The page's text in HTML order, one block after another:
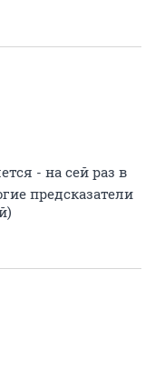
- на сей раз в
предсказатели